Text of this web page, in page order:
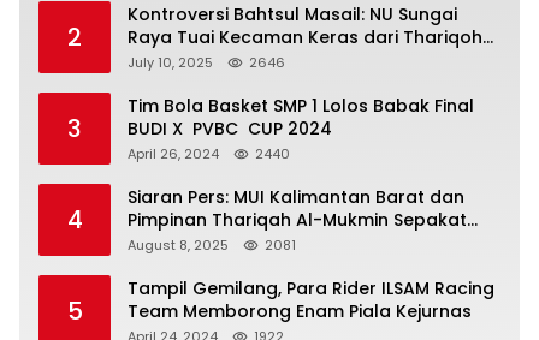
2
Kontroversi Bahtsul Masail: NU Sungai
Raya Tuai Kecaman Keras dari Thariqoh
Al Mu’min
July 10, 2025 2646
3
Tim Bola Basket SMP 1 Lolos Babak Final
BUDI X PVBC CUP 2024
April 26, 2024 2440
4
Siaran Pers: MUI Kalimantan Barat dan
Pimpinan Thariqah Al-Mukmin Sepakat
Jaga Umat
August 8, 2025 2081
5
Tampil Gemilang, Para Rider ILSAM Racing
Team Memborong Enam Piala Kejurnas